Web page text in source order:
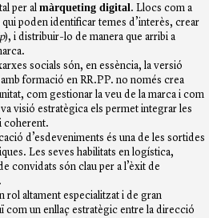
per al màrqueting digital. Llocs com a
poden identificar temes d’interès, crear
), i distribuir-lo de manera que arribi a
socials són, en essència, la versió
formació en RR.PP. no només crea
com gestionar la veu de la marca i com
visió estratègica els permet integrar les
coherent.
d’esdeveniments és una de les sortides
. Les seves habilitats en logística,
convidats són clau per a l’èxit de
rol altament especialitzat i de gran
com un enllaç estratègic entre la direcció